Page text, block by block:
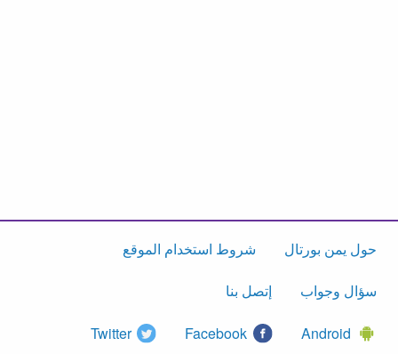
حول يمن بورتال شروط استخدام الموقع
سؤال وجواب إتصل بنا
Android
Facebook
Twitter